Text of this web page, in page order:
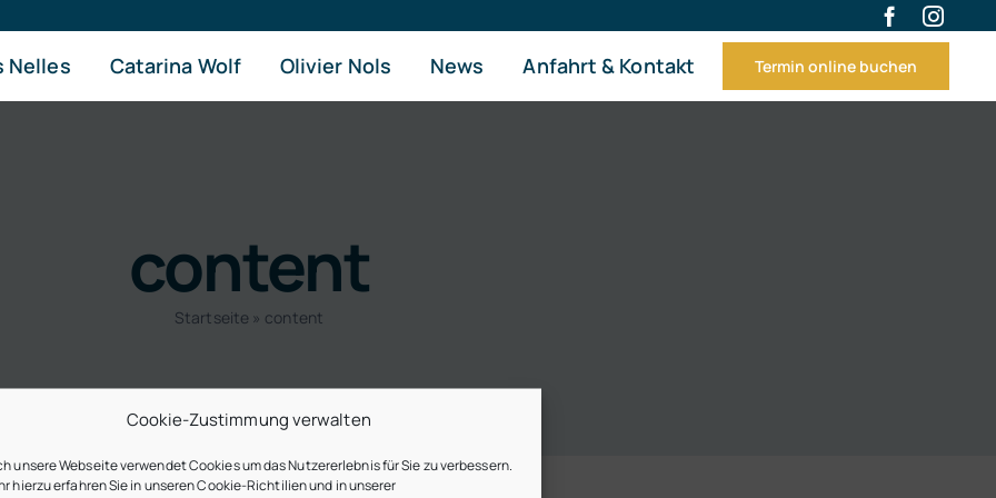
Cookie-Zustimmung verwalten
unsere Webseite verwendet Cookies um das Nutzererlebnis für Sie zu verbessern.
hierzu erfahren Sie in unseren Cookie-Richtilien und in unserer
Nelles Catarina Wolf Olivier Nols News Anfahrt & Kontakt Termin online buchen
content
Startseite » content